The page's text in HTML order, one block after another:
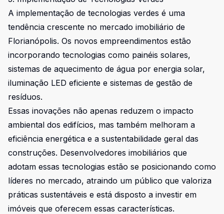
A implementação de tecnologias verdes é uma
tendência crescente no mercado imobiliário de
Florianópolis. Os novos empreendimentos estão
incorporando tecnologias como painéis solares,
sistemas de aquecimento de água por energia solar,
iluminação LED eficiente e sistemas de gestão de
resíduos.
Essas inovações não apenas reduzem o impacto
ambiental dos edifícios, mas também melhoram a
eficiência energética e a sustentabilidade geral das
construções. Desenvolvedores imobiliários que
adotam essas tecnologias estão se posicionando como
líderes no mercado, atraindo um público que valoriza
práticas sustentáveis e está disposto a investir em
imóveis que oferecem essas características.